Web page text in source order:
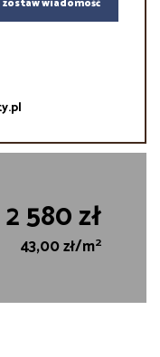
zostaw wiadomość
2 580 zł
43,00 zł/m2